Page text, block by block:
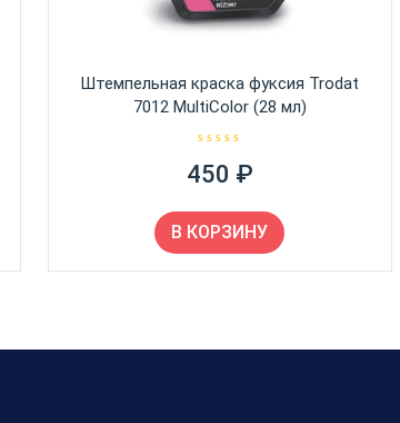
Штемпельная краска фуксия Trodat
7012 MultiColor (28 мл)
ц
е
к
а
0
и
450 ₽
В КОРЗИНУ